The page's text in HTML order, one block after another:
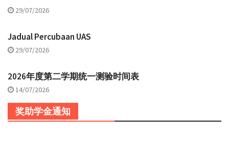
29/07/2026
Jadual Percubaan UAS
29/07/2026
2026年度第二学期统一测验时间表
14/07/2026
奖助学金通知